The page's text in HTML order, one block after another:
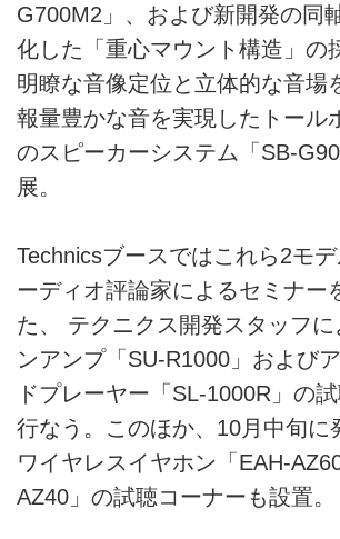
G700M2」、および新開発の同
化した「重心マウント構造」の
明瞭な音像定位と立体的な音場
報量豊かな音を実現したトール
のスピーカーシステム「SB-
展。
Technicsブースではこれら2モ
ーディオ評論家によるセミナー
た、 テクニクス開発スタッフに
ンアンプ「SU-R1000」および
ドプレーヤー「SL-1000R」の
行なう。このほか、10月中旬に
ワイヤレスイヤホン「EAH-
AZ40」の試聴コーナーも設置。